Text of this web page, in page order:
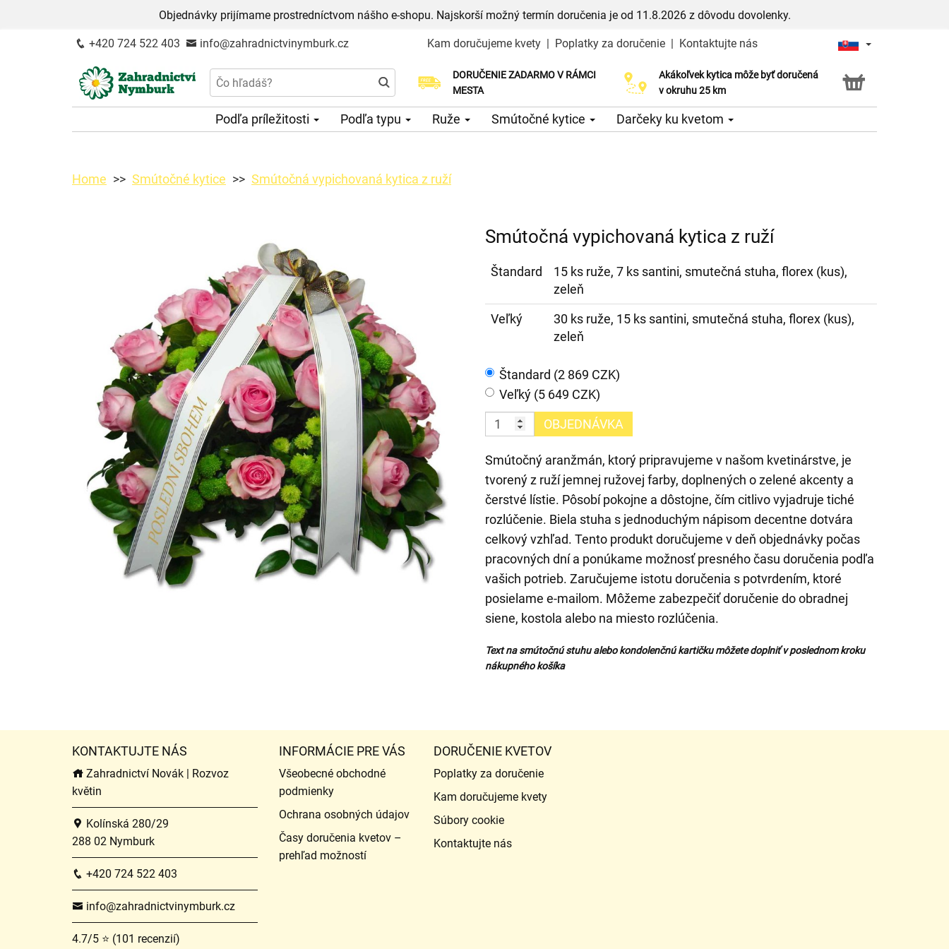
Objednávky prijímame prostredníctvom nášho e-shopu. Najskorší možný termín doručenia je od 11.8.2026 z dôvodu dovolenky.
+420 724 522 403 info@zahradnictvinymburk.cz Kam doručujeme kvety | Poplatky za doručenie | Kontaktujte nás
DORUČENIE ZADARMO V RÁMCI
MESTA
Akákoľvek kytica môže byť doručená
v okruhu 25 km
Služba Click & Collect
Podľa príležitosti Podľa typu Ruže Smútočné kytice Darčeky ku kvetom
Home Smútočné kytice Smútočná vypichovaná kytica z ruží
Smútočná vypichovaná kytica z ruží
Štandard
15 ks ruže, 7 ks santini, smutečná stuha, florex (kus),
zeleň
Veľký
30 ks ruže, 15 ks santini, smutečná stuha, florex (kus),
zeleň
Štandard (2 869 CZK)
Veľký (5 649 CZK)
OBJEDNÁVKA
Smútočný aranžmán, ktorý pripravujeme v našom kvetinárstve, je
tvorený z ruží jemnej ružovej farby, doplnených o zelené akcenty a
čerstvé lístie. Pôsobí pokojne a dôstojne, čím citlivo vyjadruje tiché
rozlúčenie. Biela stuha s jednoduchým nápisom decentne dotvára
celkový vzhľad. Tento produkt doručujeme v deň objednávky počas
pracovných dní a ponúkame možnosť presného času doručenia podľa
vašich potrieb. Zaručujeme istotu doručenia s potvrdením, ktoré
posielame e-mailom. Môžeme zabezpečiť doručenie do obradnej
siene, kostola alebo na miesto rozlúčenia.
Text na smútočnú stuhu alebo kondolenčnú kartičku môžete doplniť v poslednom kroku
nákupného košíka
KONTAKTUJTE NÁS
Zahradnictví Novák | Rozvoz
květin
Kolínská 280/29
288 02 Nymburk
+420 724 522 403
info@zahradnictvinymburk.cz
4.7/5 ⭐ (101 recenzií)
INFORMÁCIE PRE VÁS
Všeobecné obchodné
podmienky
Ochrana osobných údajov
Časy doručenia kvetov –
prehľad možností
DORUČENIE KVETOV
Poplatky za doručenie
Kam doručujeme kvety
Súbory cookie
Kontaktujte nás